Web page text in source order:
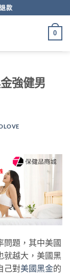
款
0
強健男
問題，其中美國
就越大，美國黑
己對美國黑金的